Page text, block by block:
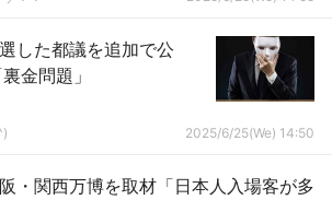
した都議を追加で公
金問題」
2025/6/25(We) 14:50
・関西万博を取材「日本人入場客が多